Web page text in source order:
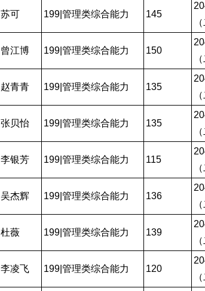
苏可 199|管理类综合能力 145
曾江博 199|管理类综合能力 150
赵青青 199|管理类综合能力 135
张贝怡 199|管理类综合能力 135
李银芳 199|管理类综合能力 115
吴杰辉 199|管理类综合能力 136
杜薇 199|管理类综合能力 139
李凌飞 199|管理类综合能力 120